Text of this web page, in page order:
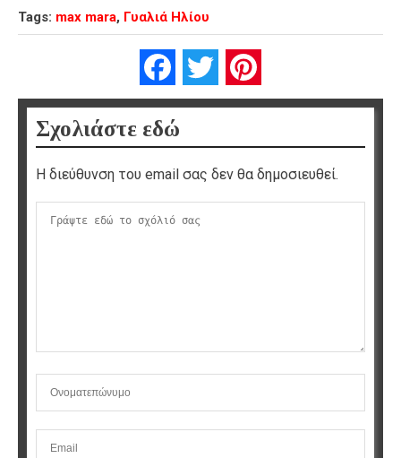
Tags: max mara, Γυαλιά Ηλίου
FacebookTwitter
Σχολιάστε εδώ
Η διεύθυνση του email σας δεν θα δημοσιευθεί.